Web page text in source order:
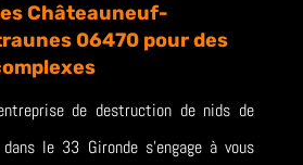
Châteauneuf-
06470 pour des
de destruction de nids de
le 33 Gironde s’engage à vous